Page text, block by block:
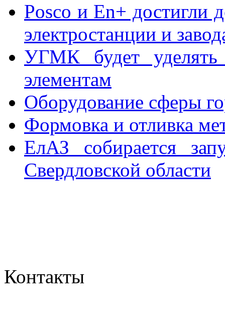
Posco и En+ достигли
электростанции и
УГМК будет
элементам
Оборудование сферы
Формовка и отливка
ЕлАЗ собирается
Свердловской области
Контакты